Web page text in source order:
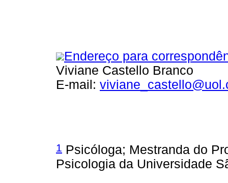
Endereço para
Viviane Castello Branco
E-mail:
1 Psicóloga; Mestranda do
Psicologia da Universidade